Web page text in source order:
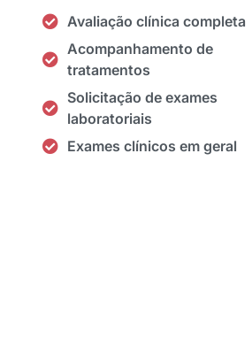
Avaliação clínica completa
Acompanhamento de
tratamentos
Solicitação de exames
laboratoriais
Exames clínicos em geral